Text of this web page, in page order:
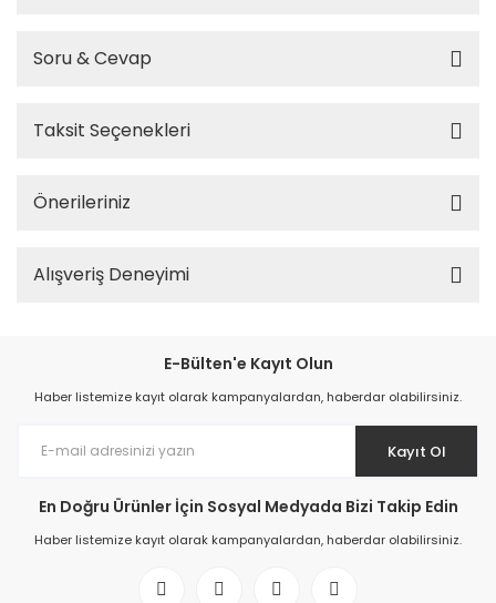
Soru & Cevap
Taksit Seçenekleri
Önerileriniz
Alışveriş Deneyimi
E-Bülten'e Kayıt Olun
Haber listemize kayıt olarak kampanyalardan, haberdar olabilirsiniz.
Kayıt Ol
En Doğru Ürünler İçin Sosyal Medyada Bizi Takip Edin
Haber listemize kayıt olarak kampanyalardan, haberdar olabilirsiniz.